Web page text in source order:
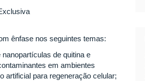
ênfase nos seguintes temas:
de quitina e
em ambientes
artificial para regeneração celular;